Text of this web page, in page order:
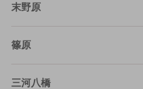
末野原
篠原
三河八橋